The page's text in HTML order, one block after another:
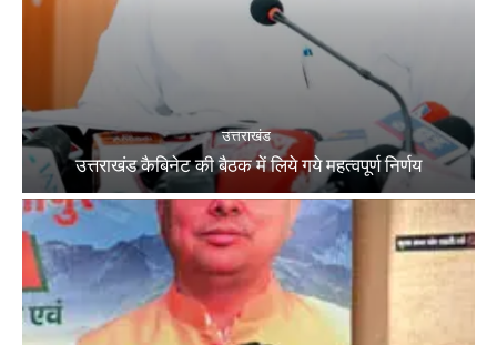
उत्तराखंड
उत्तराखंड कैबिनेट की बैठक में लिये गये महत्वपूर्ण निर्णय